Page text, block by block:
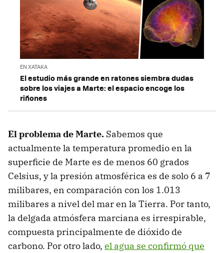
EN XATAKA
El estudio más grande en ratones siembra dudas
sobre los viajes a Marte: el espacio encoge los
riñones
El problema de Marte. Sabemos que
actualmente la temperatura promedio en la
superficie de Marte es de menos 60 grados
Celsius, y la presión atmosférica es de solo 6 a 7
milibares, en comparación con los 1.013
milibares a nivel del mar en la Tierra. Por tanto,
la delgada atmósfera marciana es irrespirable,
compuesta principalmente de dióxido de
carbono. Por otro lado, el agua se confirmó que